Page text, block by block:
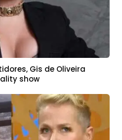
Gis de Oliveira
show